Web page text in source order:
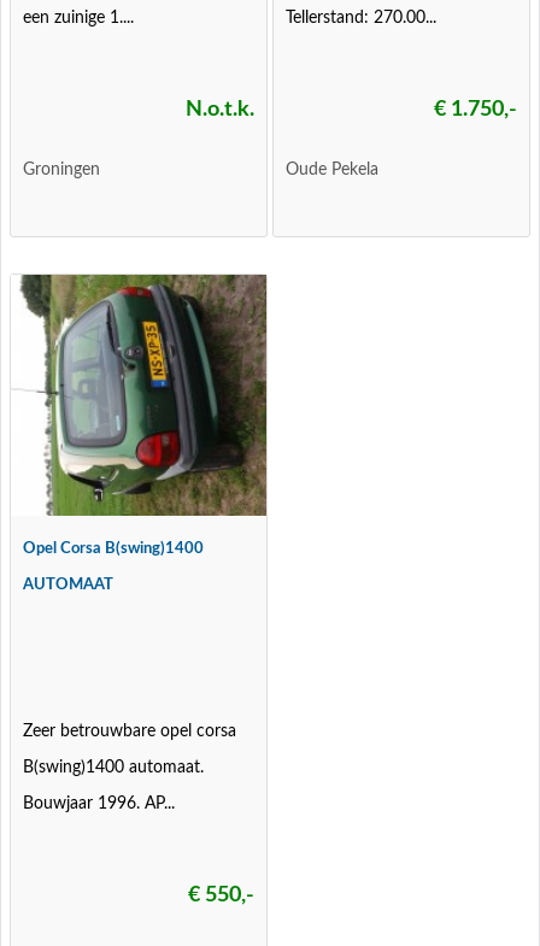
een zuinige 1....
N.o.t.k.
Groningen
Tellerstand: 270.00...
€ 1.750,-
Oude Pekela
Opel Corsa B(swing)1400
AUTOMAAT
Zeer betrouwbare opel corsa
B(swing)1400 automaat.
Bouwjaar 1996. AP...
€ 550,-